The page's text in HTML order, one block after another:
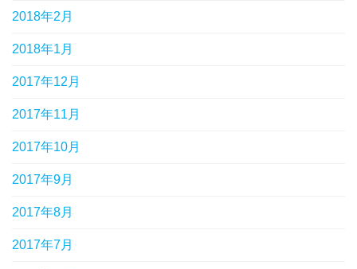
2018年2月
2018年1月
2017年12月
2017年11月
2017年10月
2017年9月
2017年8月
2017年7月